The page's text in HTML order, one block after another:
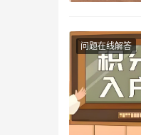
问题在线解答